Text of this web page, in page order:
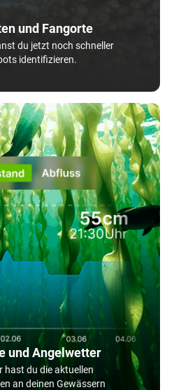
und Fangorte
du jetzt noch schneller
identifizieren.
und Angelwetter
hast du die aktuellen
an deinen Gewässern